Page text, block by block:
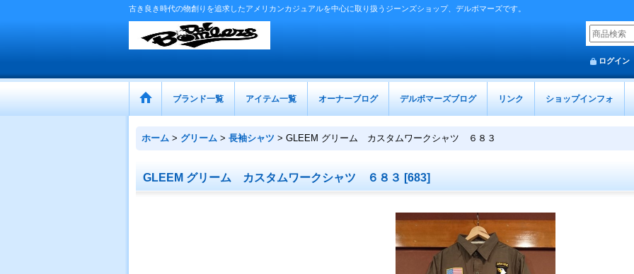
古き良き時代の物創りを追求したアメリカンカジュアルを中心に取り扱うジーンズショップ、デルボマーズです。
ログイン
ブランド一覧 アイテム一覧 オーナーブログ デルボマーズブログ リンク ショップインフォ
ホーム > グリーム > 長袖シャツ > GLEEM グリーム カスタムワークシャツ ６８３
GLEEM グリーム カスタムワークシャツ ６８３ [683]